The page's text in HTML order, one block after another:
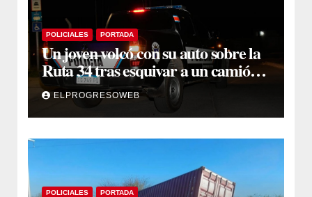
POLICIALES PORTADA
Un joven volcó con su auto sobre la
Ruta 34 tras esquivar a un camión
que se cruzó de carril
ELPROGRESOWEB
POLICIALES PORTADA